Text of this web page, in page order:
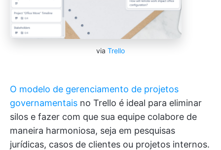
via Trello
O modelo de gerenciamento de projetos
governamentais no Trello é ideal para eliminar
silos e fazer com que sua equipe colabore de
maneira harmoniosa, seja em pesquisas
jurídicas, casos de clientes ou projetos internos.